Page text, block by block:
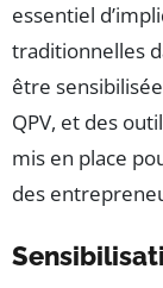
essentiel
traditionnelles
être
QPV, et des
mis en place
des